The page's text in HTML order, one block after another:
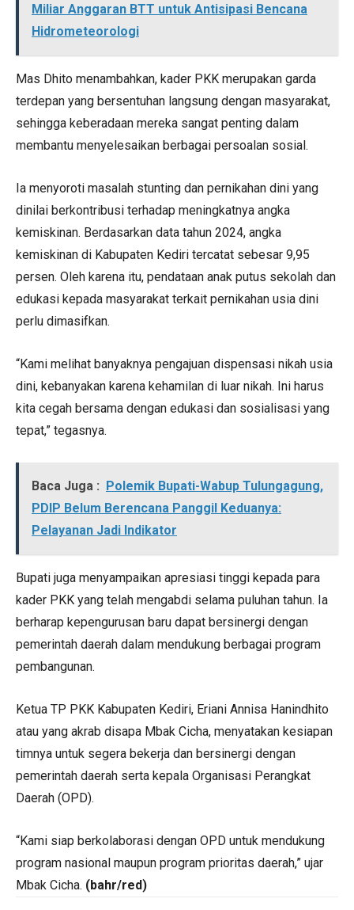
Miliar Anggaran BTT untuk Antisipasi Bencana
Hidrometeorologi
Mas Dhito menambahkan, kader PKK merupakan garda
terdepan yang bersentuhan langsung dengan masyarakat,
sehingga keberadaan mereka sangat penting dalam
membantu menyelesaikan berbagai persoalan sosial.
Ia menyoroti masalah stunting dan pernikahan dini yang
dinilai berkontribusi terhadap meningkatnya angka
kemiskinan. Berdasarkan data tahun 2024, angka
kemiskinan di Kabupaten Kediri tercatat sebesar 9,95
persen. Oleh karena itu, pendataan anak putus sekolah dan
edukasi kepada masyarakat terkait pernikahan usia dini
perlu dimasifkan.
“Kami melihat banyaknya pengajuan dispensasi nikah usia
dini, kebanyakan karena kehamilan di luar nikah. Ini harus
kita cegah bersama dengan edukasi dan sosialisasi yang
tepat,” tegasnya.
Baca Juga : Polemik Bupati-Wabup Tulungagung,
PDIP Belum Berencana Panggil Keduanya:
Pelayanan Jadi Indikator
Bupati juga menyampaikan apresiasi tinggi kepada para
kader PKK yang telah mengabdi selama puluhan tahun. Ia
berharap kepengurusan baru dapat bersinergi dengan
pemerintah daerah dalam mendukung berbagai program
pembangunan.
Ketua TP PKK Kabupaten Kediri, Eriani Annisa Hanindhito
atau yang akrab disapa Mbak Cicha, menyatakan kesiapan
timnya untuk segera bekerja dan bersinergi dengan
pemerintah daerah serta kepala Organisasi Perangkat
Daerah (OPD).
“Kami siap berkolaborasi dengan OPD untuk mendukung
program nasional maupun program prioritas daerah,” ujar
Mbak Cicha. (bahr/red)